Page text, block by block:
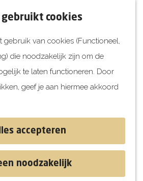
cookies
gebruik van cookies (Functioneel,
die noodzakelijk zijn om de
te laten functioneren. Door
geef je aan hiermee akkoord
accepteren
noodzakelijk
F
o
t
e
n
K
e